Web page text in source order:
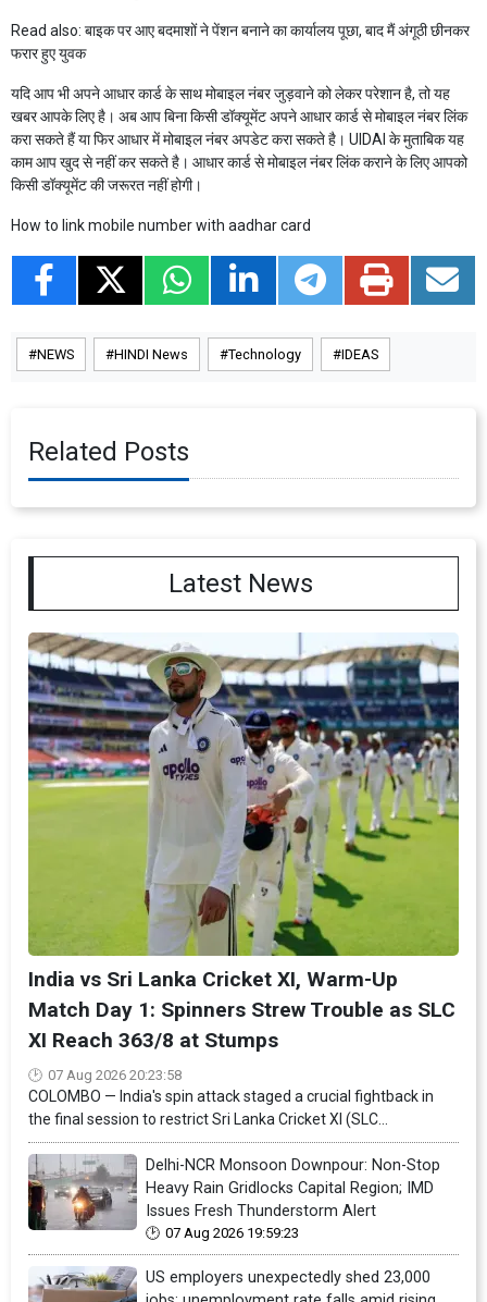
Read also: बाइक पर आए बदमाशों ने पेंशन बनाने का कार्यालय पूछा, बाद मैं अंगूठी छीनकर
फरार हुए युवक
यदि आप भी अपने आधार कार्ड के साथ मोबाइल नंबर जुड़वाने को लेकर परेशान है, तो यह
खबर आपके लिए है। अब आप बिना किसी डॉक्यूमेंट अपने आधार कार्ड से मोबाइल नंबर लिंक
करा सकते हैं या फिर आधार में मोबाइल नंबर अपडेट करा सकते है। UIDAI के मुताबिक यह
काम आप खुद से नहीं कर सकते है। आधार कार्ड से मोबाइल नंबर लिंक कराने के लिए आपको
किसी डॉक्यूमेंट की जरूरत नहीं होगी।
How to link mobile number with aadhar card
NEWS HINDI News Technology IDEAS
Related Posts
Latest News
India vs Sri Lanka Cricket XI, Warm-Up
Match Day 1: Spinners Strew Trouble as SLC
XI Reach 363/8 at Stumps
07 Aug 2026 20:23:58
COLOMBO — India's spin attack staged a crucial fightback in
the final session to restrict Sri Lanka Cricket XI (SLC...
Delhi-NCR Monsoon Downpour: Non-Stop
Heavy Rain Gridlocks Capital Region; IMD
Issues Fresh Thunderstorm Alert
07 Aug 2026 19:59:23
US employers unexpectedly shed 23,000